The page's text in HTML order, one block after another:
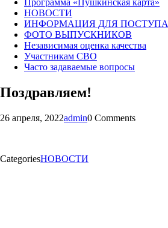
НОВОСТИ
ИНФОРМАЦИЯ ДЛЯ
ФОТО ВЫПУСКНИКОВ
Независимая оценка качества
Участникам СВО
Часто задаваемые вопросы
Поздравляем!
26 апреля, 2022admin0 Comments
CategoriesНОВОСТИ